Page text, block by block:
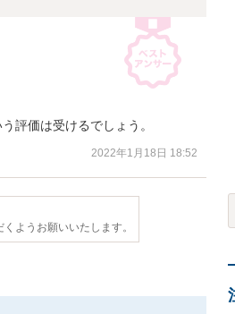
評価は受けるでしょう。
2022年1月18日 18:52
ようお願いいたします。